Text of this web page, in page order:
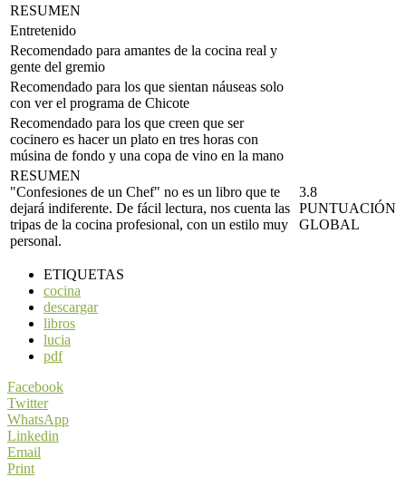
RESUMEN
Entretenido
Recomendado para amantes de la cocina real y
gente del gremio
Recomendado para los que sientan náuseas solo
con ver el programa de Chicote
Recomendado para los que creen que ser
cocinero es hacer un plato en tres horas con
músina de fondo y una copa de vino en la mano
RESUMEN
"Confesiones de un Chef" no es un libro que te
dejará indiferente. De fácil lectura, nos cuenta las
tripas de la cocina profesional, con un estilo muy
personal.
3.8
PUNTUACIÓN
GLOBAL
ETIQUETAS
cocina
descargar
libros
lucia
pdf
Facebook
Twitter
WhatsApp
Linkedin
Email
Print